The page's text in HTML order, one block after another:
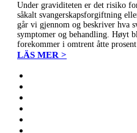
Under graviditeten er det risiko
såkalt svangerskapsforgiftning
går vi gjennom og beskriver hva
symptomer og behandling. Høyt
forekommer i omtrent åtte
LÄS MER >